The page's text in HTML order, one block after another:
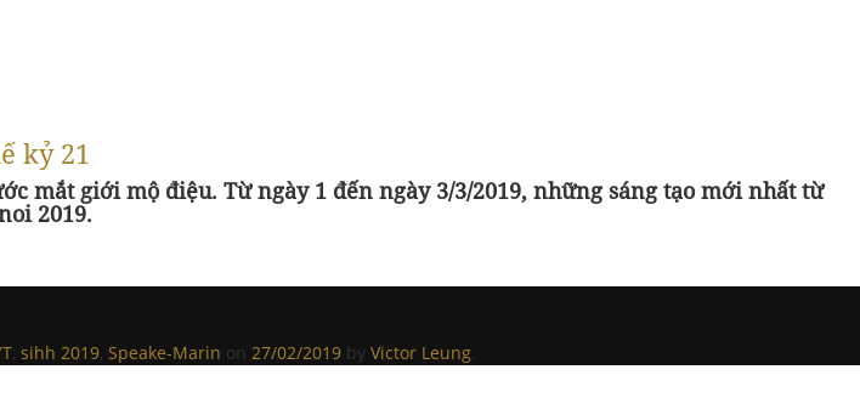
kỷ 21
mắt giới mộ điệu. Từ ngày 1 đến ngày 3/3/2019, những sáng tạo mới nhất từ
2019.
, sihh 2019, Speake-Marin on 27/02/2019 by Victor Leung.